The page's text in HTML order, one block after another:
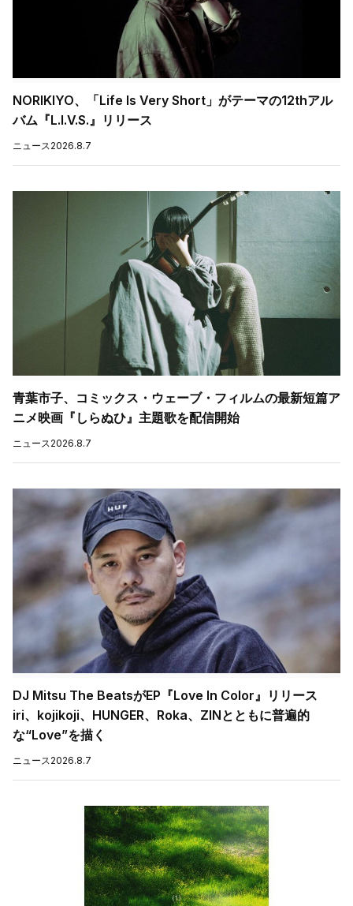
NORIKIYO、「Life Is Very Short」がテーマの12thアル
バム『L.I.V.S.』リリース
ニュース2026.8.7
青葉市子、コミックス・ウェーブ・フィルムの最新短篇ア
ニメ映画『しらぬひ』主題歌を配信開始
ニュース2026.8.7
DJ Mitsu The BeatsがEP『Love In Color』リリース
iri、kojikoji、HUNGER、Roka、ZINとともに普遍的
な“Love”を描く
ニュース2026.8.7